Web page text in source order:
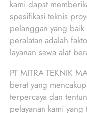
kami dapat
spesifikasi teknis
pelanggan yang
peralatan adalah
layanan sewa alat
PT MITRA TEKNIK
berat yang
terpercaya dan
pelayanan kami